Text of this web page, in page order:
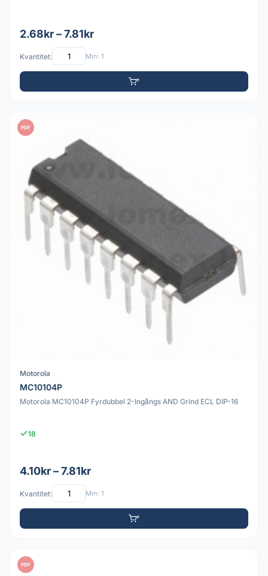
2.68kr – 7.81kr
Kvantitet: Min: 1
PDF
Motorola
MC10104P
Motorola MC10104P Fyrdubbel 2-Ingångs AND Grind ECL DIP-16
18
4.10kr – 7.81kr
Kvantitet: Min: 1
PDF